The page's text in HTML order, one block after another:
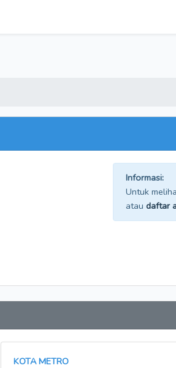
Informasi:
Untuk
atau daftar
KOTA METRO